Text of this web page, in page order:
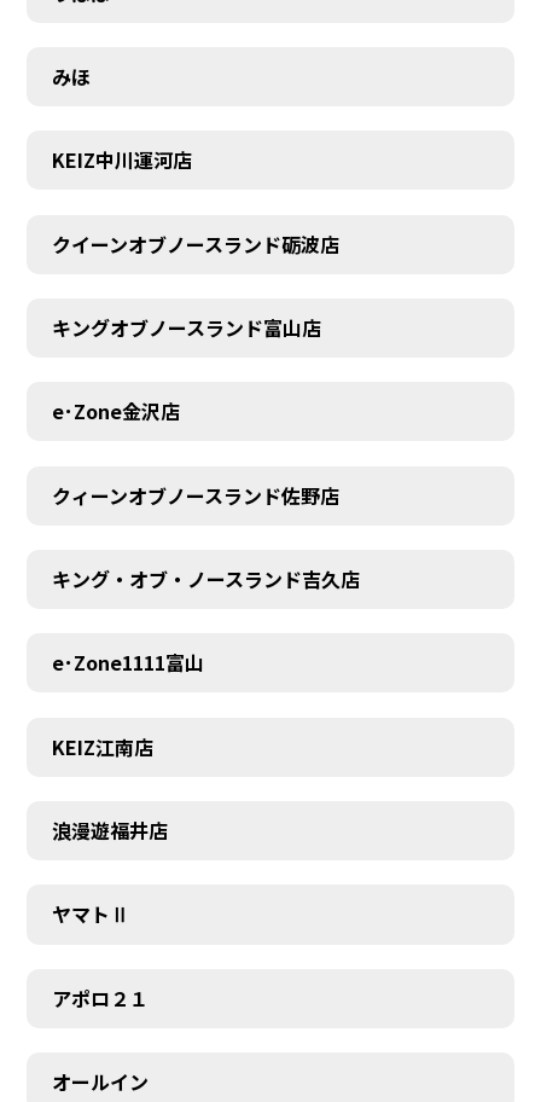
MEMBER
みほ
KEIZ中川運河店
クイーンオブノースランド砺波店
キングオブノースランド富山店
e･Zone金沢店
クィーンオブノースランド佐野店
キング・オブ・ノースランド吉久店
e･Zone1111富山
KEIZ江南店
浪漫遊福井店
ヤマトⅡ
アポロ２１
オールイン